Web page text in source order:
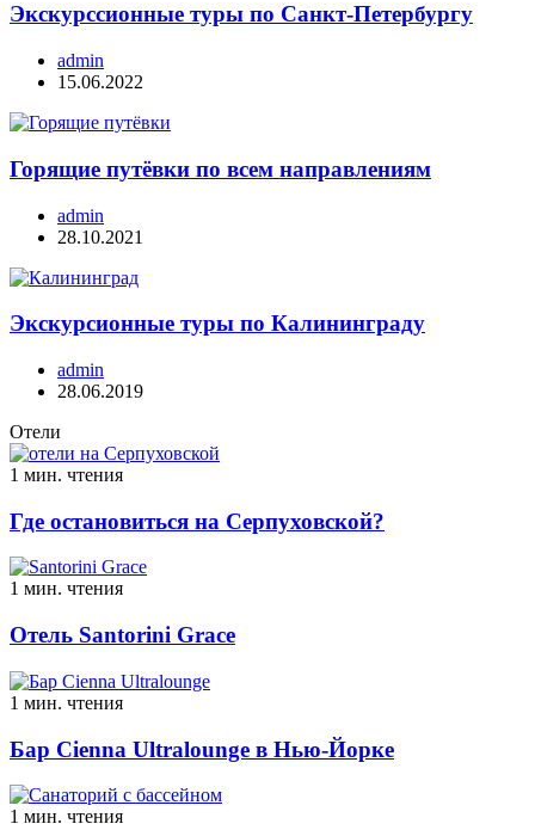
Экскурссионные туры по Санкт-Петербургу
admin
15.06.2022
Горящие путёвки по всем направлениям
admin
28.10.2021
Экскурсионные туры по Калининграду
admin
28.06.2019
Отели
1 мин. чтения
Где остановиться на Серпуховской?
1 мин. чтения
Отель Santorini Grace
1 мин. чтения
Бар Cienna Ultralounge в Нью-Йорке
1 мин. чтения